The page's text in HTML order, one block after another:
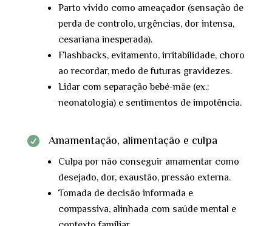
Parto vivido como ameaçador (sensação de
perda de controlo, urgências, dor intensa,
cesariana inesperada).
Flashbacks, evitamento, irritabilidade, choro
ao recordar, medo de futuras gravidezes.
Lidar com separação bebé-mãe (ex.:
neonatologia) e sentimentos de impotência.
 Amamentação, alimentação e culpa
Culpa por não conseguir amamentar como
desejado, dor, exaustão, pressão externa.
Tomada de decisão informada e
compassiva, alinhada com saúde mental e